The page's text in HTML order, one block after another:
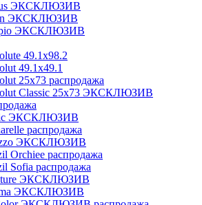
ЭКСКЛЮЗИВ
ЭКСКЛЮЗИВ
ЭКСКЛЮЗИВ
49.1x98.2
49.1x49.1
25x73 распродажа
Classic 25x73 ЭКСКЛЮЗИВ
ЭКСКЛЮЗИВ
распродажа
ЭКСКЛЮЗИВ
Orchiee распродажа
Sofia распродажа
ЭКСКЛЮЗИВ
ЭКСКЛЮЗИВ